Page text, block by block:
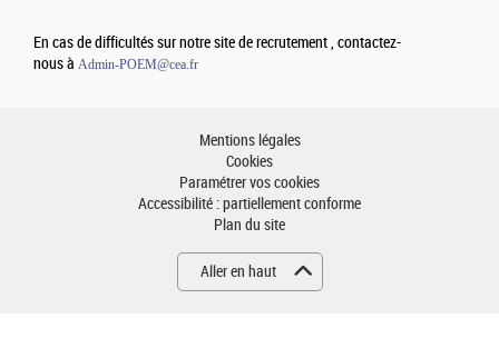
En cas de difficultés sur notre site de recrutement , contactez-
nous à Admin-POEM@cea.fr
Mentions légales
Cookies
Paramétrer vos cookies
Accessibilité : partiellement conforme
Plan du site
Aller en haut